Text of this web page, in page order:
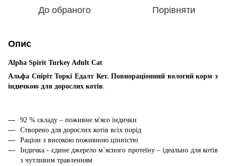
До обраного Порівняти
Опис
Alpha Spirit Turkey Adult Cat
Альфа Спіріт Торкі Едалт Кет. Повнораціонний вологий корм з
індичкою для дорослих котів
92 % складу – поживне м'ясо індички
Створено для дорослих котів всіх порід
Раціон з високою поживною цінністю
Індичка - єдине джерело м`ясного протеїну – ідеально для котів
з чутливим травленням